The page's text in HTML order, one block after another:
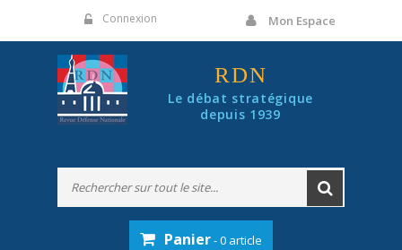
Connexion Mon Espace
RDN
Le débat stratégique
depuis 1939
Panier- 0 article